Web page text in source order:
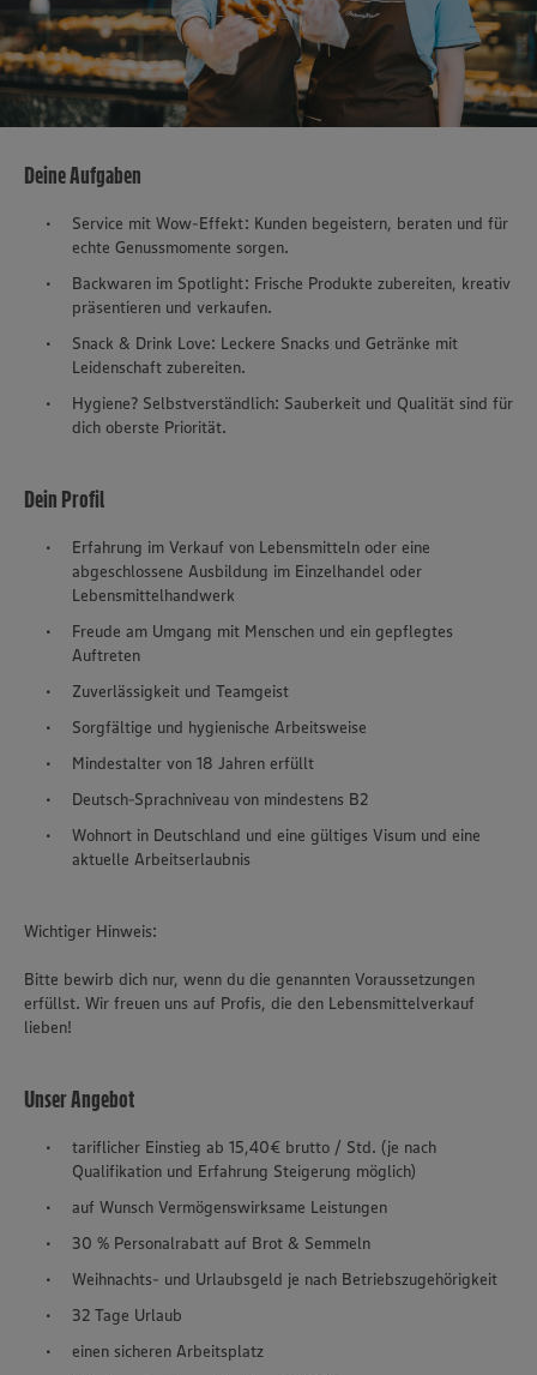
Deine Aufgaben
Service mit Wow-Effekt: Kunden begeistern, beraten und für
echte Genussmomente sorgen.
Backwaren im Spotlight: Frische Produkte zubereiten, kreativ
präsentieren und verkaufen.
Snack & Drink Love: Leckere Snacks und Getränke mit
Leidenschaft zubereiten.
Hygiene? Selbstverständlich: Sauberkeit und Qualität sind für
dich oberste Priorität.
Dein Profil
Erfahrung im Verkauf von Lebensmitteln oder eine
abgeschlossene Ausbildung im Einzelhandel oder
Lebensmittelhandwerk
Freude am Umgang mit Menschen und ein gepflegtes
Auftreten
Zuverlässigkeit und Teamgeist
Sorgfältige und hygienische Arbeitsweise
Mindestalter von 18 Jahren erfüllt
Deutsch-Sprachniveau von mindestens B2
Wohnort in Deutschland und eine gültiges Visum und eine
aktuelle Arbeitserlaubnis
Wichtiger Hinweis:
Bitte bewirb dich nur, wenn du die genannten Voraussetzungen
erfüllst. Wir freuen uns auf Profis, die den Lebensmittelverkauf
lieben!
Unser Angebot
tariflicher Einstieg ab 15,40€ brutto / Std. (je nach
Qualifikation und Erfahrung Steigerung möglich)
auf Wunsch Vermögenswirksame Leistungen
30 % Personalrabatt auf Brot & Semmeln
Weihnachts- und Urlaubsgeld je nach Betriebszugehörigkeit
32 Tage Urlaub
einen sicheren Arbeitsplatz